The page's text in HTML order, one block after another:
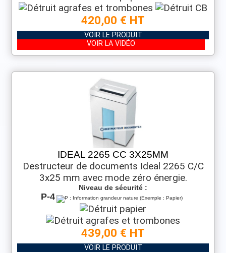
420,00 € HT
VOIR LE PRODUIT
VOIR LA VIDÉO
IDEAL 2265 CC 3X25MM
Destructeur de documents Ideal 2265 C/C
3x25 mm avec mode zéro énergie.
Niveau de sécurité :
P-4
439,00 € HT
VOIR LE PRODUIT